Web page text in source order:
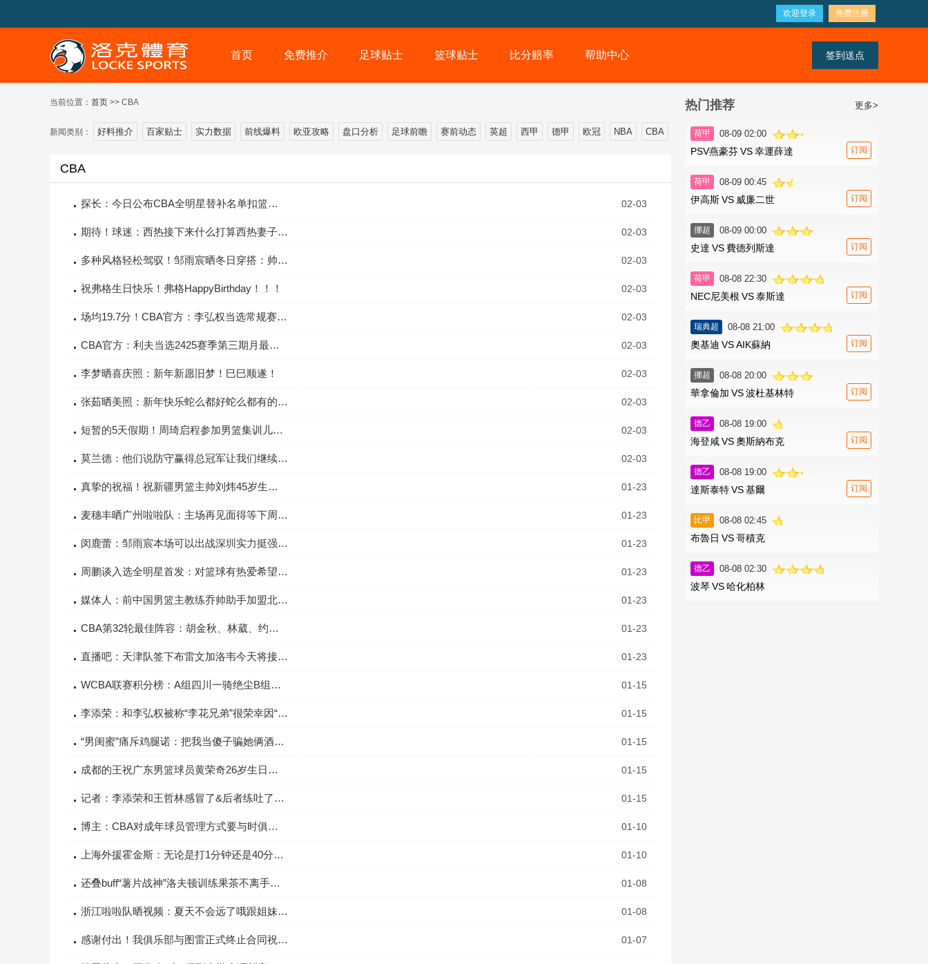
欢迎登录 免费注册
首页 免费推介 足球贴士 篮球贴士 比分赔率 帮助中心 签到送点
当前位置： 首页 >> CBA
新闻类别： 好料推介 百家贴士 实力数据 前线爆料 欧亚攻略 盘口分析 足球前瞻 赛前动态 英超 西甲 德甲 欧冠 NBA CBA
CBA
探长：今日公布CBA全明星替补名单扣篮、三分、技巧等单项赛名单 02-03
期待！球迷：西热接下来什么打算西热妻子：生三胎 02-03
多种风格轻松驾驭！邹雨宸晒冬日穿搭：帅气儒雅蕴含当中 02-03
祝弗格生日快乐！弗格HappyBirthday！！！ 02-03
场均19.7分！CBA官方：李弘权当选常规赛第三期月最佳国内球员 02-03
CBA官方：利夫当选2425赛季第三期月最佳国际球员 02-03
李梦晒喜庆照：新年新愿旧梦！巳巳顺遂！ 02-03
张茹晒美照：新年快乐蛇么都好蛇么都有的一年 02-03
短暂的5天假期！周琦启程参加男篮集训儿子哭着不让他走 02-03
莫兰德：他们说防守赢得总冠军让我们继续验证这一理论 02-03
真挚的祝福！祝新疆男篮主帅刘炜45岁生日快乐！ 01-23
麦穗丰晒广州啦啦队：主场再见面得等下周三好想快点回现场看球 01-23
闵鹿蕾：邹雨宸本场可以出战深圳实力挺强我们要全力以赴 01-23
周鹏谈入选全明星首发：对篮球有热爱希望生涯每刻都对得起自己 01-23
媒体人：前中国男篮主教练乔帅助手加盟北控担任闵鹿蕾的助教 01-23
CBA第32轮最佳阵容：胡金秋、林葳、约克、迪亚洛、弗格 01-23
直播吧：天津队签下布雷文加洛韦今天将接受体检 01-23
WCBA联赛积分榜：A组四川一骑绝尘B组武汉盛帆领跑 01-15
李添荣：和李弘权被称“李花兄弟”很荣幸因“水花兄弟”成就高 01-15
“男闺蜜”痛斥鸡腿诺：把我当傻子骗她俩酒店睡我在楼下等 01-15
成都的王祝广东男篮球员黄荣奇26岁生日快乐！ 01-15
记者：李添荣和王哲林感冒了&后者练吐了洛夫顿穿休闲装坐场边 01-15
博主：CBA对成年球员管理方式要与时俱进职业球员需自己做规划 01-10
上海外援霍金斯：无论是打1分钟还是40分钟最重要的是做好准备 01-10
还叠buff“薯片战神”洛夫顿训练果茶不离手边练边嘬很惬意 01-08
浙江啦啦队晒视频：夏天不会远了哦跟姐妹们一起旅行吧！ 01-08
感谢付出！我俱乐部与图雷正式终止合同祝愿图雷今后一切顺利 01-07
热门推荐 更多>
荷甲 08-09 02:00
PSV燕豪芬VS幸運薛達 订阅
荷甲 08-09 00:45
伊高斯VS 威廉二世 订阅
挪超 08-09 00:00
史達 VS費德列斯達 订阅
荷甲 08-08 22:30
NEC尼美根 VS泰斯達 订阅
瑞典超 08-08 21:00
奧基迪 VSAIK蘇納 订阅
挪超 08-08 20:00
華拿倫加 VS波杜基林特 订阅
德乙 08-08 19:00
海登咸VS奧斯納布克 订阅
德乙 08-08 19:00
達斯泰特VS基爾 订阅
比甲 08-08 02:45
布魯日 VS哥積克
德乙 08-08 02:30
波琴 VS哈化柏林